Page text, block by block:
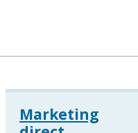
Marketing